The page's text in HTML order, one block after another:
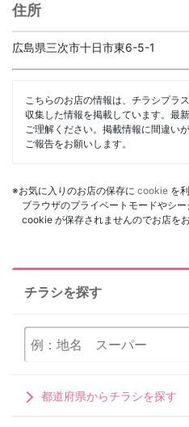
住所
広島県三次市十日市東6-5-1
こちらのお店の情報は、チラシプラ
収集した情報を掲載しています。最
ご理解ください。掲載情報に間違い
ご報告をお願いします。
※お気に入りのお店の保存に cookie を
ブラウザのプライベートモードやシ
cookie が保存されませんのでお店を
チラシを探す
都道府県からチラシを探す